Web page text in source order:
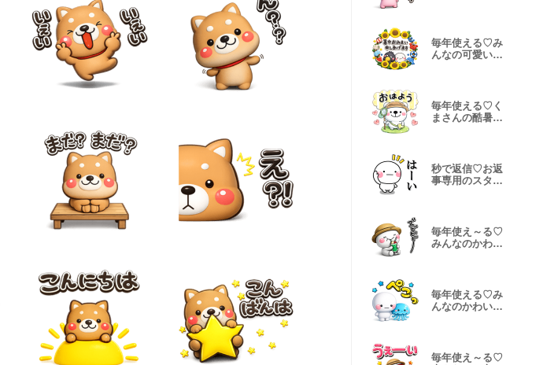
毎年使える♡み
んなの可愛い夏
毎年使える♡く
まさんの酷暑日
秒で返信♡お返
事専用のスタン
毎年使え～る♡
みんなのかわい
毎年使える♡み
んなのかわいい
毎年使え～る♡